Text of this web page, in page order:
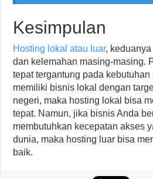
Kesimpulan
Hosting lokal atau luar,
dan kelemahan masing-masing.
tepat tergantung pada
memiliki bisnis lokal dengan
negeri, maka hosting lokal bisa
tepat. Namun, jika bisnis Anda
membutuhkan kecepatan akses
dunia, maka hosting luar bisa
baik.